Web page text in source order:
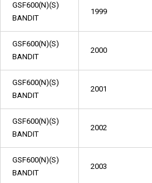
GSF600(N)(S)
BANDIT
1999
GSF600(N)(S)
BANDIT
2000
GSF600(N)(S)
BANDIT
2001
GSF600(N)(S)
BANDIT
2002
GSF600(N)(S)
BANDIT
2003